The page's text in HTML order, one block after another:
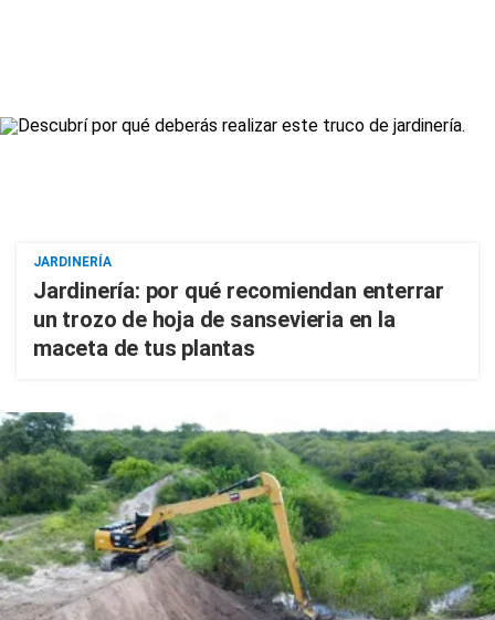
JARDINERÍA
Jardinería: por qué recomiendan enterrar
un trozo de hoja de sansevieria en la
maceta de tus plantas